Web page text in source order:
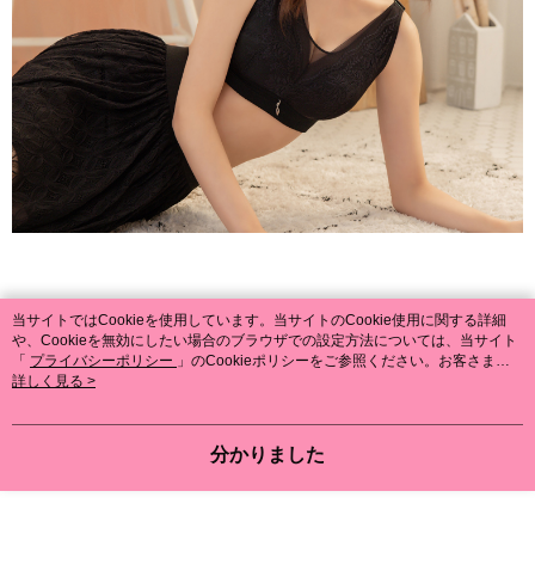
当サイトではCookieを使用しています。当サイトのCookie使用に関する詳細
や、Cookieを無効にしたい場合のブラウザでの設定方法については、当サイト
「 プライバシーポリシー 」のCookieポリシーをご参照ください。お客さま
が、当サイトを引き続き使用される場合、当社がサイト利用規約のCookieポリ
詳しく見る >
分かりました